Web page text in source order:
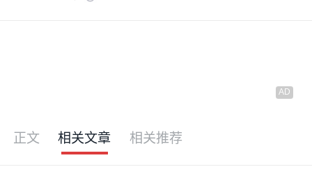
正文 相关文章 相关推荐